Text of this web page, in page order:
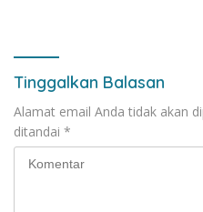
Tinggalkan Balasan
Alamat email Anda tidak akan
ditandai *